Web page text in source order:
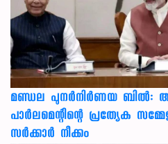
മണ്ഡല പുനർനിർണയ ബിൽ:
പാർലമെന്റിന്റെ പ്രത്യേക
സർക്കാർ നീക്കം